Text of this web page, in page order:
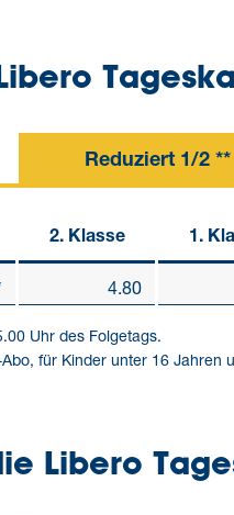
Reduziert 1/2 **
2. Klasse 1.
4.80
Uhr des Folgetags.
für Kinder unter 16 Jahren
Libero